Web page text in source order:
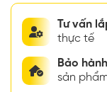
Tư vấn
thực tế
Bảo
sản